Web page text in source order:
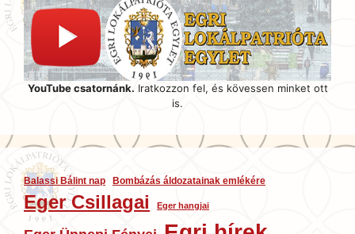
YouTube csatornánk. Iratkozzon fel, és kövessen minket ott
is.
Balassi Bálint nap Bombázás áldozatainak emlékére
Eger Csillagai Eger hangjai